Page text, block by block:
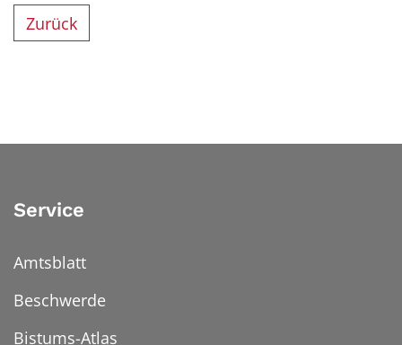
Zurück
Service
Amtsblatt
Beschwerde
Bistums-Atlas